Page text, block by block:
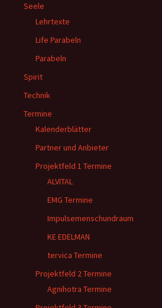
Seele
Lehrtexte
Life Parabeln
Parabeln
Spirit
Technik
Termine
Kalenderblätter
Partner und Anbieter
Projektfeld 1 Termine
ALVITAL
EMG Termine
Impulsemenschundraum
KE EDELMAN
tervica Termine
Projektfeld 2 Termine
Agnihotra Termine